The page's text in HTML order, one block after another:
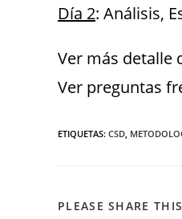
Día 2: Análisis,
Ver más detalle
Ver preguntas
ETIQUETAS: CSD,
PLEASE SHARE THIS